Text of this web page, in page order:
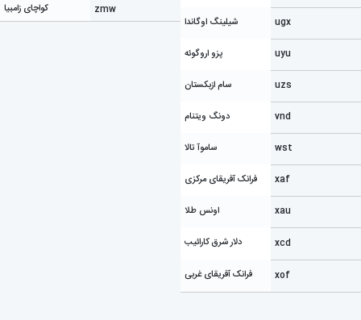
ugx شیلینگ اوگاندا
uyu پزو اروگوئه
uzs سام ازبکستان
vnd دونگ ویتنام
wst ساموآ تالا
xaf فرانک آفریقای مرکزی
xau اونس طلا
xcd دلار شرق کارائیب
xof فرانک آفریقای غربی
zmw
کواچای زامبیا